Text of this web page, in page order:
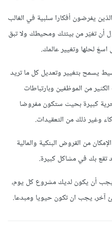
يفرضون أفكارا سلبية في الغالب
أن تغيّر من بيئتك ومحيطك ولا تبق
اسعَ لحلها وتغيير عالمك.
يسمح بتغيير وتعديل كل ما تريد
من الموظفين وبارتباطات
كبيرة بحيث ستكون مفروضا
وغير ذلك من التعقيدات.
من القروض البنكية والمالية
تقع بك في مشاكل كبيرة.
أن يكون لديك مشروع كل يوم،
يجب ان تكون حيويا ومبدعا.